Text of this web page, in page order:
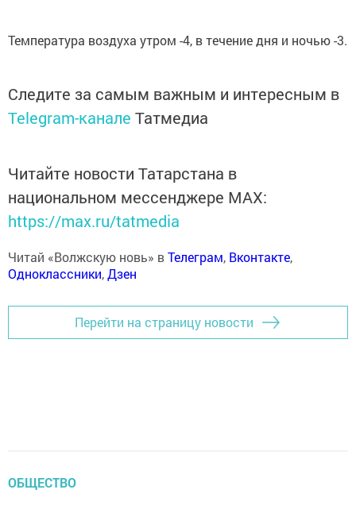
Температура воздуха утром -4, в течение дня и ночью -3.
Следите за самым важным и интересным в
Telegram-канале Татмедиа
Читайте новости Татарстана в
национальном мессенджере MАХ:
https://max.ru/tatmedia
Читай «Волжскую новь» вТелеграм, Вконтакте,
Одноклассники,Дзен
Перейти на страницу новости
ОБЩЕСТВО